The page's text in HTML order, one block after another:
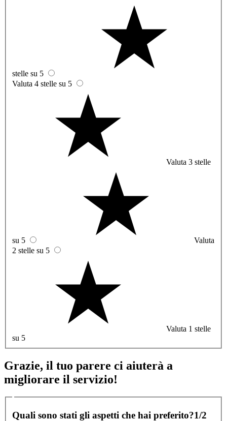
stelle su 5
Valuta 4 stelle su 5
Valuta 3 stelle
su 5
Valuta
2 stelle su 5
Valuta 1 stelle
su 5
Grazie, il tuo parere ci aiuterà a
migliorare il servizio!
Quali sono stati gli aspetti che hai preferito?1/2